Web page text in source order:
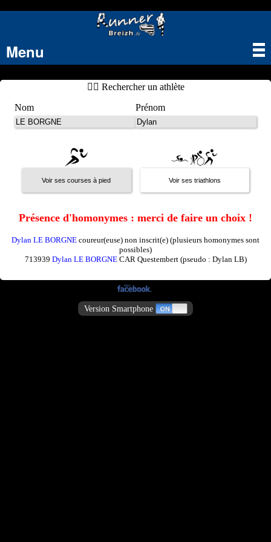
Menu
🏃‍♂️ Rechercher un athlète
Nom
Prénom
Présence d'homonymes : merci de faire un choix !
Dylan LE BORGNE coureur(euse) non inscrit(e) (plusieurs homonymes sont
possibles)
713939 Dylan LE BORGNECAR Questembert (pseudo : Dylan LB)
Version Smartphone